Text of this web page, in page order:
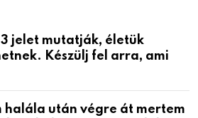
3 jelet mutatják, életük
Készülj fel arra, ami
halála után végre át mertem